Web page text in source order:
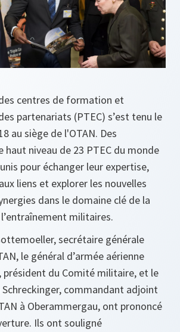
centres de formation et
partenariats (PTEC) s’est tenu le
au siège de l'OTAN. Des
haut niveau de 23 PTEC du monde
pour échanger leur expertise,
liens et explorer les nouvelles
dans le domaine clé de la
militaires.
secrétaire générale
le général d’armée aérienne
président du Comité militaire, et le
commandant adjoint
à Oberammergau, ont prononcé
Ils ont souligné